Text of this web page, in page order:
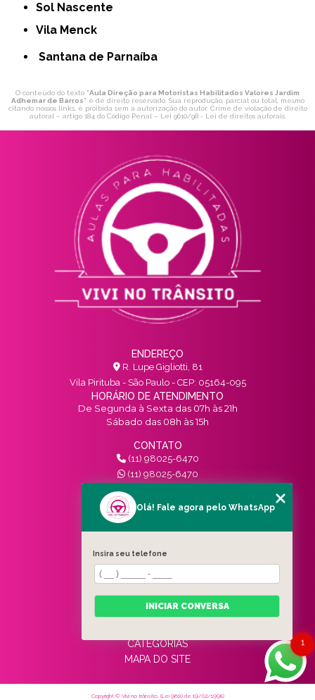
Sol Nascente
Vila Menck
Santana de Parnaíba
O conteúdo do texto "Aula Direção para Motoristas Habilitados Valores Jardim
Adhemar de Barros" é de direito reservado. Sua reprodução, parcial ou total, mesmo
citando nossos links, é proibida sem a autorização do autor. Crime de violação de direito
autoral – artigo 184 do Código Penal – Lei 9610/98 - Lei de direitos autorais.
ENDEREÇO
R. Lupe Gigliotti, 81
Vila Pirituba - São Paulo - CEP: 05164-095
HORÁRIO DE ATENDIMENTO
De Segunda à Sexta das 07h às 21h
Sábado das 08h às 15h
CONTATO
(11) 98025-6470
(11) 98025-6470
contato@vivinotransito.com.br
SIGA-NOS!
MENU
HOME
QUEM SOMOS
SERVIÇOS
BLOG
CATEGORIAS
MAPA DO SITE
Copyright © Vivi no trânsito. (Lei 9610 de 19/02/1998)
1
Olá! Fale agora pelo WhatsApp
Insira seu telefone
INICIAR CONVERSA